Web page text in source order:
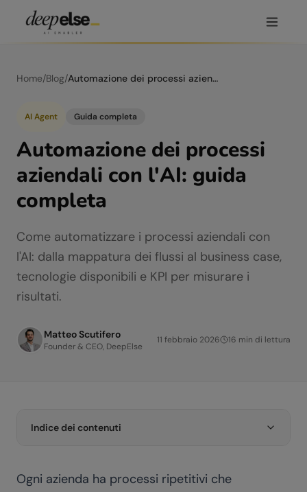
Home/Blog/ Automazione dei processi aziendali con l'AI: guida completa
AI Agent Guida completa
Automazione dei processi
aziendali con l'AI: guida
completa
Come automatizzare i processi aziendali con
l'AI: dalla mappatura dei flussi al business case,
tecnologie disponibili e KPI per misurare i
risultati.
Matteo Scutifero
Founder & CEO, DeepElse
11 febbraio 2026 16 min di lettura
Indice dei contenuti
Ogni azienda ha processi ripetitivi che